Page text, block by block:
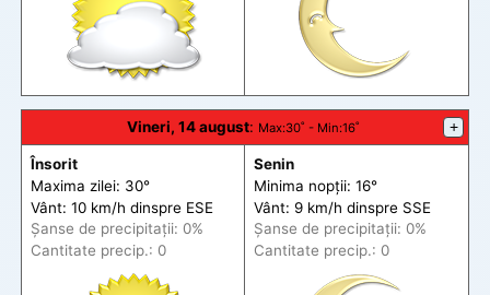
Vineri, 14 august: Max:30˚ - Min:16˚ +
Însorit
Maxima zilei: 30°
Vânt: 10 km/h dinspre ESE
Șanse de precipitații: 0%
Cantitate precip.: 0
Senin
Minima nopții: 16°
Vânt: 9 km/h dinspre SSE
Șanse de precipitații: 0%
Cantitate precip.: 0